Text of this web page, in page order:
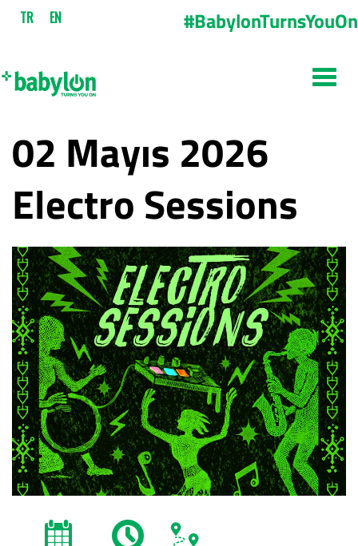
TR EN #BabylonTurnsYouOn
02 Mayıs 2026
Electro Sessions